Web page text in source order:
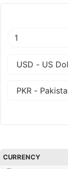
CURRENCY